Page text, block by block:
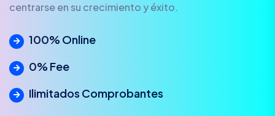
centrarse en su crecimiento y éxito.
100% Online
0% Fee
Ilimitados Comprobantes